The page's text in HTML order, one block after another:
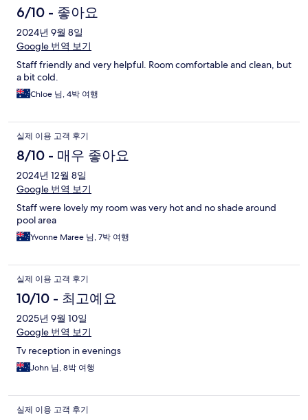
6/10 - 좋아요
2024년 9월 8일
Google 번역 보기
Staff friendly and very helpful. Room comfortable and clean, but
a bit cold.
Chloe 님, 4박 여행
실제 이용 고객 후기
8/10 - 매우 좋아요
2024년 12월 8일
Google 번역 보기
Staff were lovely my room was very hot and no shade around
pool area
Yvonne Maree 님, 7박 여행
실제 이용 고객 후기
10/10 - 최고예요
2025년 9월 10일
Google 번역 보기
Tv reception in evenings
John 님, 8박 여행
실제 이용 고객 후기